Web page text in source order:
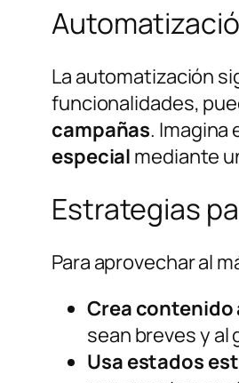
La automatización
funcionalidades,
campañas. Imagina
especial mediante
Estrategias
Para aprovechar al
Crea
sean breves y al
Usa estados